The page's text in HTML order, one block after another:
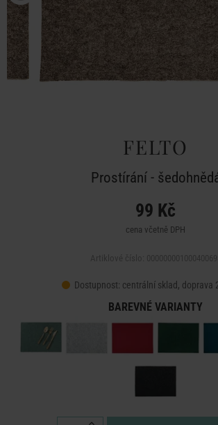
FELTO
Prostírání -
99 Kč
cena včetně DPH
Dostupnost: centrální sklad, doprava
BAREVNÉ VARIANTY